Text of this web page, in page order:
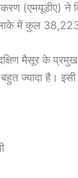
(एमयूडीए) ने
में कुल 38,223
मैसूर के
ज्यादा है। इसी